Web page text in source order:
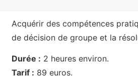
Acquérir des compétences
de décision de groupe et la
Durée : 2 heures environ.
Tarif : 89 euros.